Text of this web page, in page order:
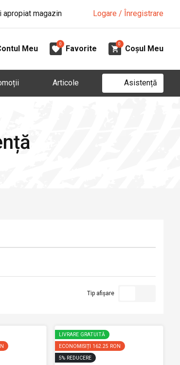
apropiat magazin Logare / Înregistrare
Meu
0
Favorite
0
Coșul Meu
Articole Asistență
Tip afișare
LIVRARE GRATUITĂ
ECONOMISIȚI 162.25 RON
5% REDUCERE